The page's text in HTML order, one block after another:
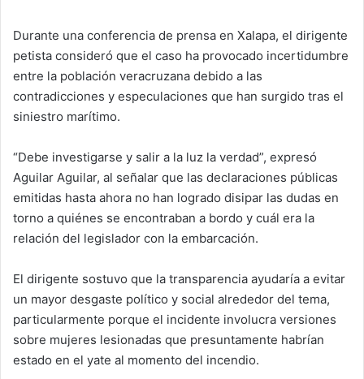
Durante una conferencia de prensa en Xalapa, el dirigente
petista consideró que el caso ha provocado incertidumbre
entre la población veracruzana debido a las
contradicciones y especulaciones que han surgido tras el
siniestro marítimo.
“Debe investigarse y salir a la luz la verdad”, expresó
Aguilar Aguilar, al señalar que las declaraciones públicas
emitidas hasta ahora no han logrado disipar las dudas en
torno a quiénes se encontraban a bordo y cuál era la
relación del legislador con la embarcación.
El dirigente sostuvo que la transparencia ayudaría a evitar
un mayor desgaste político y social alrededor del tema,
particularmente porque el incidente involucra versiones
sobre mujeres lesionadas que presuntamente habrían
estado en el yate al momento del incendio.